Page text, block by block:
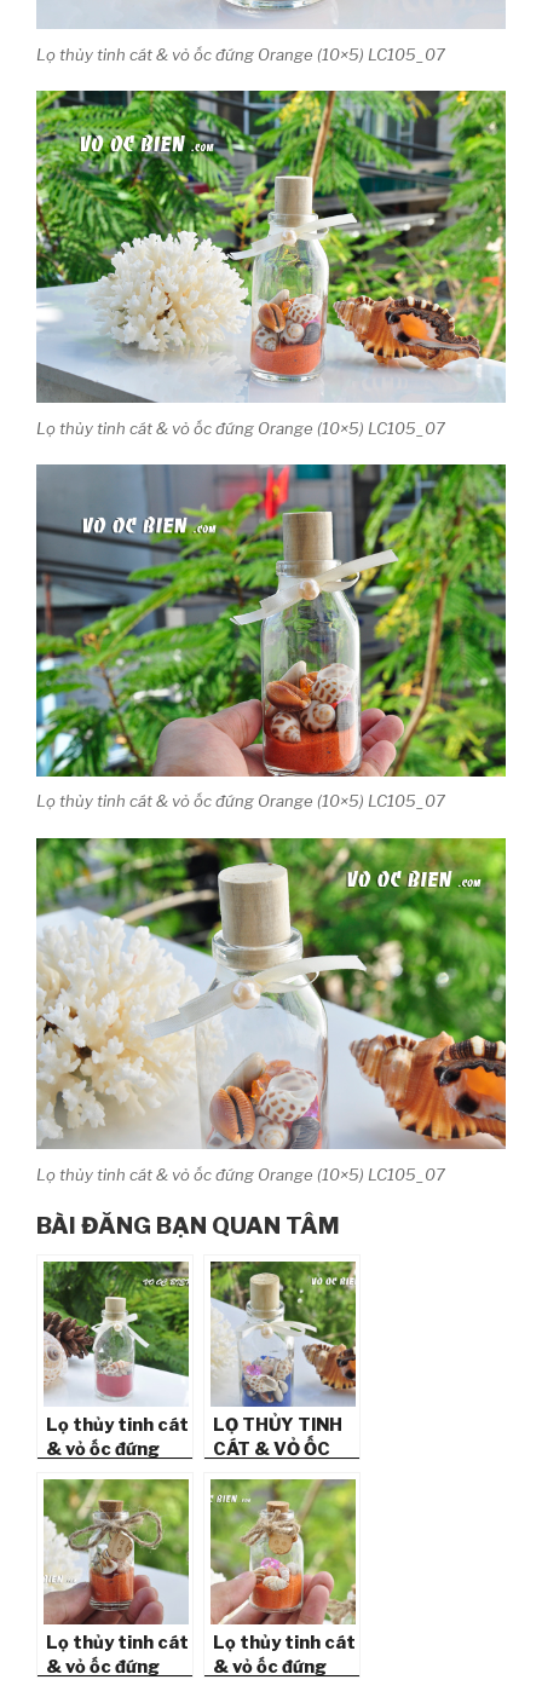
Lọ thủy tinh cát & vỏ ốc đứng Orange (10×5) LC105_07
Lọ thủy tinh cát & vỏ ốc đứng Orange (10×5) LC105_07
Lọ thủy tinh cát & vỏ ốc đứng Orange (10×5) LC105_07
Lọ thủy tinh cát & vỏ ốc đứng Orange (10×5) LC105_07
BÀI ĐĂNG BẠN QUAN TÂM
Lọ thủy tinh cát
& vỏ ốc đứng
LC105_05
LỌ THỦY TINH
CÁT & VỎ ỐC
(10×5)
LC105_09
Lọ thủy tinh cát
& vỏ ốc đứng
Lọ thủy tinh cát
& vỏ ốc đứng